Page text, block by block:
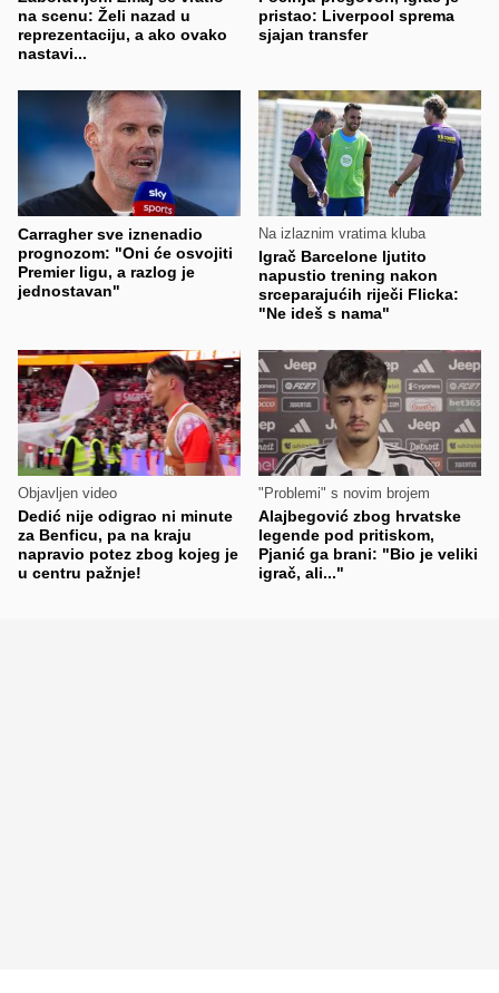
na scenu: Želi nazad u
reprezentaciju, a ako ovako
nastavi...
pristao: Liverpool sprema
sjajan transfer
Carragher sve iznenadio
prognozom: "Oni će osvojiti
Premier ligu, a razlog je
jednostavan"
Na izlaznim vratima kluba
Igrač Barcelone ljutito
napustio trening nakon
srceparajućih riječi Flicka:
"Ne ideš s nama"
Objavljen video
Dedić nije odigrao ni minute
za Benficu, pa na kraju
napravio potez zbog kojeg je
u centru pažnje!
"Problemi" s novim brojem
Alajbegović zbog hrvatske
legende pod pritiskom,
Pjanić ga brani: "Bio je veliki
igrač, ali..."